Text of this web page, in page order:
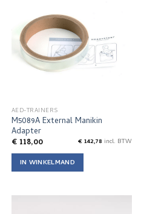
AED-TRAINERS
M5089A External Manikin
Adapter
€118,00 €142,78 incl. BTW
IN WINKELMAND